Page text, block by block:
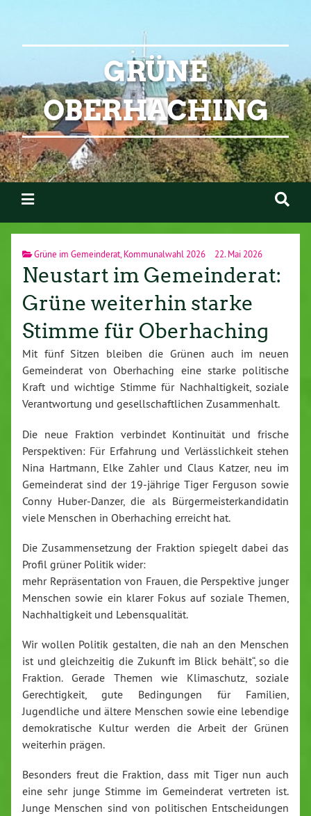
GRÜNE
OBERHACHING
Grüne im Gemeinderat,Kommunalwahl 2026 22. Mai 2026
Neustart im Gemeinderat:
Grüne weiterhin starke
Stimme für Oberhaching
Mit fünf Sitzen bleiben die Grünen auch im neuen
Gemeinderat von Oberhaching eine starke politische
Kraft und wichtige Stimme für Nachhaltigkeit, soziale
Verantwortung und gesellschaftlichen Zusammenhalt.
Die neue Fraktion verbindet Kontinuität und frische
Perspektiven: Für Erfahrung und Verlässlichkeit stehen
Nina Hartmann, Elke Zahler und Claus Katzer, neu im
Gemeinderat sind der 19-jährige Tiger Ferguson sowie
Conny Huber-Danzer, die als Bürgermeisterkandidatin
viele Menschen in Oberhaching erreicht hat.
Die Zusammensetzung der Fraktion spiegelt dabei das
Profil grüner Politik wider:
mehr Repräsentation von Frauen, die Perspektive junger
Menschen sowie ein klarer Fokus auf soziale Themen,
Nachhaltigkeit und Lebensqualität.
Wir wollen Politik gestalten, die nah an den Menschen
ist und gleichzeitig die Zukunft im Blick behält“, so die
Fraktion. Gerade Themen wie Klimaschutz, soziale
Gerechtigkeit, gute Bedingungen für Familien,
Jugendliche und ältere Menschen sowie eine lebendige
demokratische Kultur werden die Arbeit der Grünen
weiterhin prägen.
Besonders freut die Fraktion, dass mit Tiger nun auch
eine sehr junge Stimme im Gemeinderat vertreten ist.
Junge Menschen sind von politischen Entscheidungen